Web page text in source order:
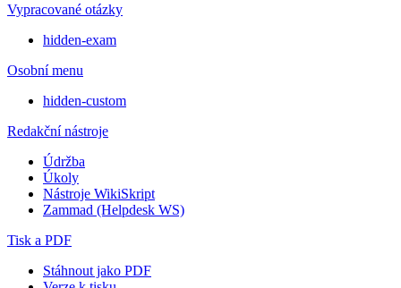
Vypracované otázky
hidden-exam
Osobní menu
hidden-custom
Redakční nástroje
Údržba
Úkoly
Nástroje WikiSkript
Zammad (Helpdesk WS)
Tisk a PDF
Stáhnout jako PDF